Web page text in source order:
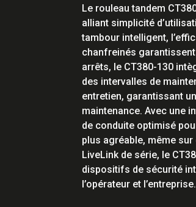
Le rouleau tandem
alliant simplicité
tambour intelligent,
chanfreinés
arrêts, le CT380-130
des intervalles de
entretien, garantissant
maintenance. Avec une
de conduite optimisé
plus agréable, même
LiveLink de série, le
dispositifs de sécurité
l’opérateur et l’entreprise.